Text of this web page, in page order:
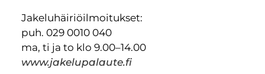
Jakeluhäiriöilmoitukset:
puh. 029 0010 040
ma, ti ja to klo 9.00–14.00
www.jakelupalaute.fi